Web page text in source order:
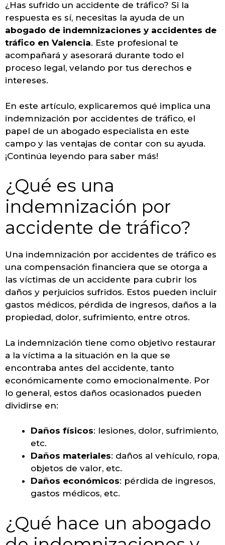
¿Has sufrido un accidente de tráfico? Si la
respuesta es sí, necesitas la ayuda de un
abogado de indemnizaciones y accidentes de
tráfico en Valencia. Este profesional te
acompañará y asesorará durante todo el
proceso legal, velando por tus derechos e
intereses.
En este artículo, explicaremos qué implica una
indemnización por accidentes de tráfico, el
papel de un abogado especialista en este
campo y las ventajas de contar con su ayuda.
¡Continúa leyendo para saber más!
¿Qué es una
indemnización por
accidente de tráfico?
Una indemnización por accidentes de tráfico es
una compensación financiera que se otorga a
las víctimas de un accidente para cubrir los
daños y perjuicios sufridos. Estos pueden incluir
gastos médicos, pérdida de ingresos, daños a la
propiedad, dolor, sufrimiento, entre otros.
La indemnización tiene como objetivo restaurar
a la víctima a la situación en la que se
encontraba antes del accidente, tanto
económicamente como emocionalmente. Por
lo general, estos daños ocasionados pueden
dividirse en:
Daños físicos: lesiones, dolor, sufrimiento,
etc.
Daños materiales: daños al vehículo, ropa,
objetos de valor, etc.
Daños económicos: pérdida de ingresos,
gastos médicos, etc.
¿Qué hace un abogado